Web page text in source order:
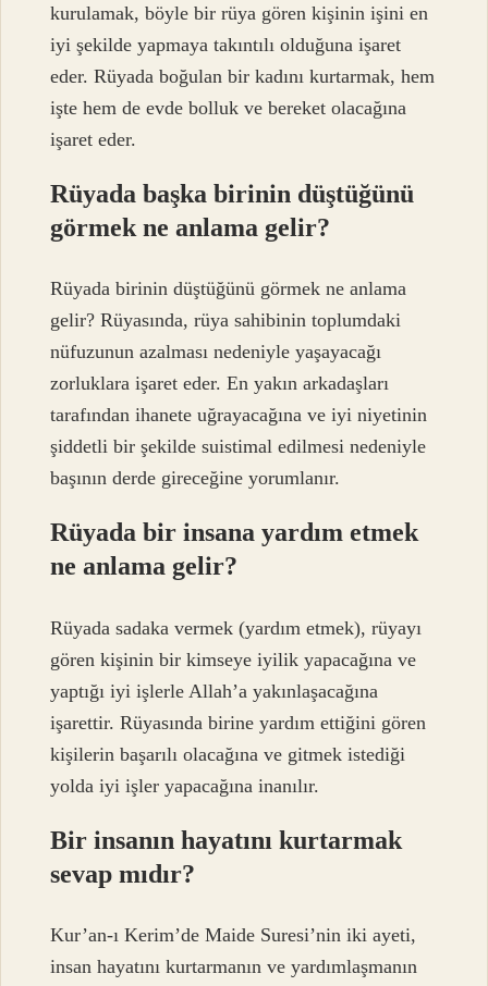
kurulamak, böyle bir rüya gören kişinin işini en
iyi şekilde yapmaya takıntılı olduğuna işaret
eder. Rüyada boğulan bir kadını kurtarmak, hem
işte hem de evde bolluk ve bereket olacağına
işaret eder.
Rüyada başka birinin düştüğünü
görmek ne anlama gelir?
Rüyada birinin düştüğünü görmek ne anlama
gelir? Rüyasında, rüya sahibinin toplumdaki
nüfuzunun azalması nedeniyle yaşayacağı
zorluklara işaret eder. En yakın arkadaşları
tarafından ihanete uğrayacağına ve iyi niyetinin
şiddetli bir şekilde suistimal edilmesi nedeniyle
başının derde gireceğine yorumlanır.
Rüyada bir insana yardım etmek
ne anlama gelir?
Rüyada sadaka vermek (yardım etmek), rüyayı
gören kişinin bir kimseye iyilik yapacağına ve
yaptığı iyi işlerle Allah’a yakınlaşacağına
işarettir. Rüyasında birine yardım ettiğini gören
kişilerin başarılı olacağına ve gitmek istediği
yolda iyi işler yapacağına inanılır.
Bir insanın hayatını kurtarmak
sevap mıdır?
Kur’an-ı Kerim’de Maide Suresi’nin iki ayeti,
insan hayatını kurtarmanın ve yardımlaşmanın